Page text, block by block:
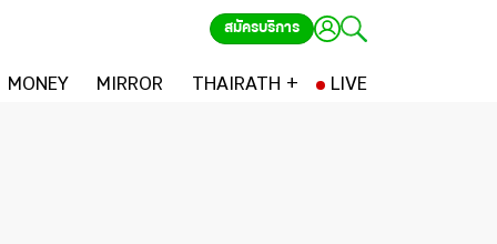
สมัครบริการ
MONEY MIRROR THAIRATH + LIVE